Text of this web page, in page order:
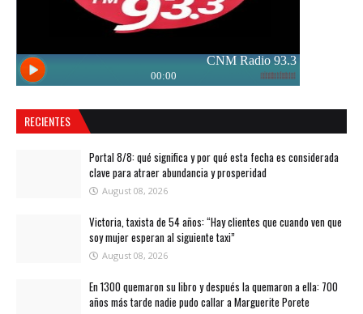
RECIENTES
Portal 8/8: qué significa y por qué esta fecha es considerada
clave para atraer abundancia y prosperidad
August 08, 2026
Victoria, taxista de 54 años: “Hay clientes que cuando ven que
soy mujer esperan al siguiente taxi”
August 08, 2026
En 1300 quemaron su libro y después la quemaron a ella: 700
años más tarde nadie pudo callar a Marguerite Porete